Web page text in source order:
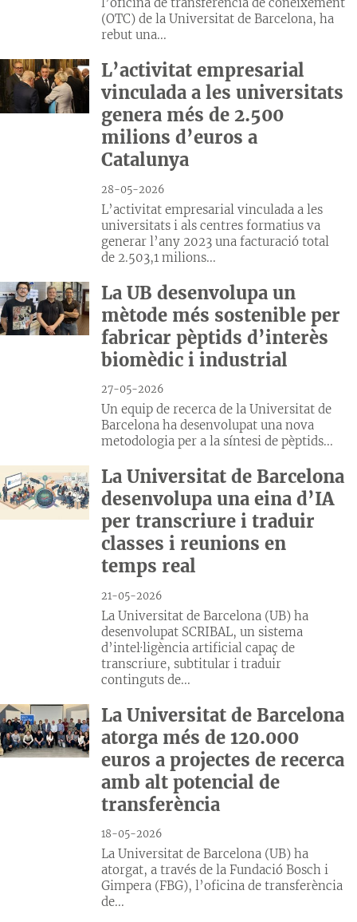
(OTC) de la Universitat de Barcelona, ha
rebut una...
L’activitat empresarial
vinculada a les universitats
genera més de 2.500
milions d’euros a
Catalunya
28-05-2026
L’activitat empresarial vinculada a les
universitats i als centres formatius va
generar l’any 2023 una facturació total
de 2.503,1 milions...
La UB desenvolupa un
mètode més sostenible per
fabricar pèptids d’interès
biomèdic i industrial
27-05-2026
Un equip de recerca de la Universitat de
Barcelona ha desenvolupat una nova
metodologia per a la síntesi de pèptids...
La Universitat de Barcelona
desenvolupa una eina d’IA
per transcriure i traduir
classes i reunions en
temps real
21-05-2026
La Universitat de Barcelona (UB) ha
desenvolupat SCRIBAL, un sistema
d’intel·ligència artificial capaç de
transcriure, subtitular i traduir
continguts de...
La Universitat de Barcelona
atorga més de 120.000
euros a projectes de recerca
amb alt potencial de
transferència
18-05-2026
La Universitat de Barcelona (UB) ha
atorgat, a través de la Fundació Bosch i
Gimpera (FBG), l’oficina de transferència
de...